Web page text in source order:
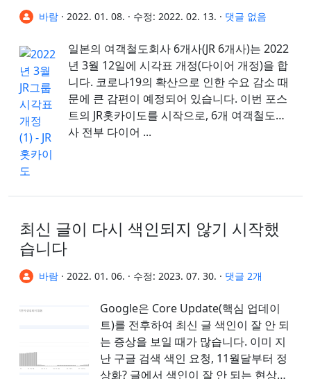
바람 · 2022. 01. 08. · 수정: 2022. 02. 13. · 댓글 없음
일본의 여객철도회사 6개사(JR 6개사)는 2022
년 3월 12일에 시각표 개정(다이어 개정)을 합
니다. 코로나19의 확산으로 인한 수요 감소 때
문에 큰 감편이 예정되어 있습니다. 이번 포스
트의 JR홋카이도를 시작으로, 6개 여객철도회
사 전부 다이어 ...
최신 글이 다시 색인되지 않기 시작했
습니다
바람 · 2022. 01. 06. · 수정: 2023. 07. 30. · 댓글 2개
Google은 Core Update(핵심 업데이
트)를 전후하여 최신 글 색인이 잘 안 되
는 증상을 보일 때가 많습니다. 이미 지
난 구글 검색 색인 요청, 11월달부터 정
상화? 글에서 색인이 잘 안 되는 현상에